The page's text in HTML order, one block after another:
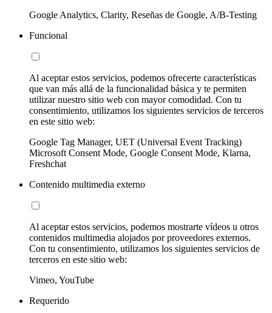
Google Analytics, Clarity, Reseñas de Google, A/B-Testing
Funcional
Al aceptar estos servicios, podemos ofrecerte características
que van más allá de la funcionalidad básica y te permiten
utilizar nuestro sitio web con mayor comodidad. Con tu
consentimiento, utilizamos los siguientes servicios de terceros
en este sitio web:
Google Tag Manager, UET (Universal Event Tracking)
Microsoft Consent Mode, Google Consent Mode, Klarna,
Freshchat
Contenido multimedia externo
Al aceptar estos servicios, podemos mostrarte vídeos u otros
contenidos multimedia alojados por proveedores externos.
Con tu consentimiento, utilizamos los siguientes servicios de
terceros en este sitio web:
Vimeo, YouTube
Requerido